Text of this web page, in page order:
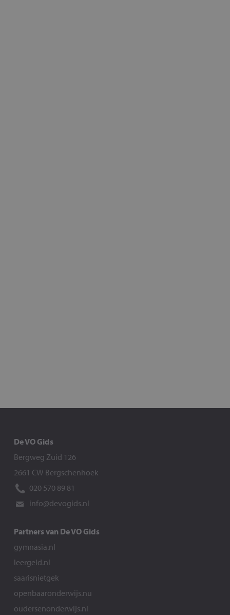
De VO Gids
Bergweg Zuid 126
2661 CW Bergschenhoek
020 570 89 81
info@devogids.nl
Partners van De VO Gids
gymnasia.nl
leergeld.nl
saarisnietgek
openbaaronderwijs.nu
oudersenonderwijs.nl